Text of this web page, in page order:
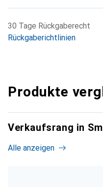
30 Tage Rückgaberecht
Rückgaberichtlinien
Produkte
Verkaufsrang in
Alle anzeigen